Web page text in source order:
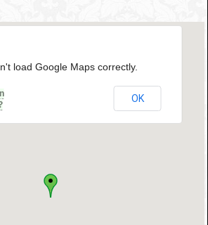
load Google Maps correctly.
OK